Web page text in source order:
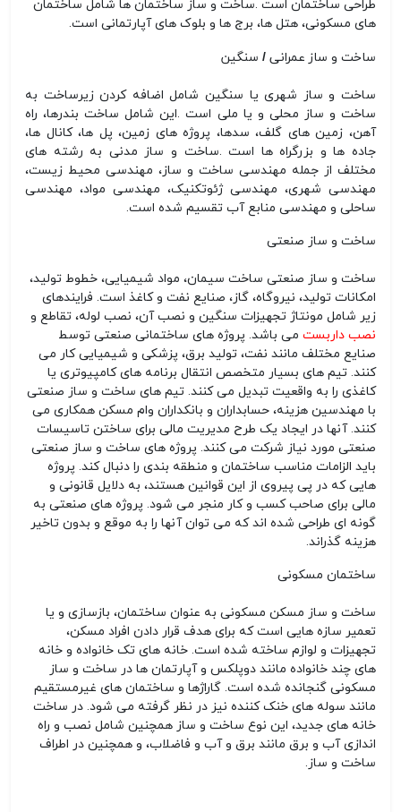
طراحی ساختمان است .ساخت و ساز ساختمان ها شامل ساختمان
های مسکونی، هتل ها، برج ها و بلوک های آپارتمانی است.
ساخت و ساز عمرانی / سنگین
ساخت و ساز شهری یا سنگین شامل اضافه کردن زیرساخت به
ساخت و ساز محلی و یا ملی است.این شامل ساخت بندرها، راه
آهن، زمین های گلف، سدها، پروژه های زمین، پل ها، کانال ها،
جاده ها و بزرگراه ها است.ساخت و ساز مدنی به رشته های
مختلف از جمله مهندسی ساخت و ساز، مهندسی محیط زیست،
مهندسی شهری، مهندسی ژئوتکنیک، مهندسی مواد، مهندسی
ساحلی و مهندسی منابع آب تقسیم شده است.
ساخت و ساز صنعتی
ساخت و ساز صنعتی ساخت سیمان، مواد شیمیایی، خطوط تولید،
امکانات تولید، نیروگاه، گاز، صنایع نفت و کاغذ است. فرایندهای
زیر شامل مونتاژ تجهیزات سنگین و نصب آن، نصب لوله، تقاطع و
نصب داربست می باشد. پروژه های ساختمانی صنعتی توسط
صنایع مختلف مانند نفت، تولید برق، پزشکی و شیمیایی کار می
کنند. تیم های بسیار متخصص انتقال برنامه های کامپیوتری یا
کاغذی را به واقعیت تبدیل می کنند. تیم های ساخت و ساز صنعتی
با مهندسین هزینه، حسابداران و بانکداران وام مسکن همکاری می
کنند. آنها در ایجاد یک طرح مدیریت مالی برای ساختن تاسیسات
صنعتی مورد نیاز شرکت می کنند. پروژه های ساخت و ساز صنعتی
باید الزامات مناسب ساختمان و منطقه بندی را دنبال کند. پروژه
هایی که در پی پیروی از این قوانین هستند، به دلایل قانونی و
مالی برای صاحب کسب و کار منجر می شود. پروژه های صنعتی به
گونه ای طراحی شده اند که می توان آنها را به موقع و بدون تاخیر
هزینه گذراند.
ساختمان مسکونی
ساخت و ساز مسکن مسکونی به عنوان ساختمان، بازسازی و یا
تعمیر سازه هایی است که برای هدف قرار دادن افراد مسکن،
تجهیزات و لوازم ساخته شده است. خانه های تک خانواده و خانه
های چند خانواده مانند دوپلکس و آپارتمان ها در ساخت و ساز
مسکونی گنجانده شده است. گاراژها و ساختمان های غیرمستقیم
مانند سوله های خنک کننده نیز در نظر گرفته می شود. در ساخت
خانه های جدید، این نوع ساخت و ساز همچنین شامل نصب و راه
اندازی آب و برق مانند برق و آب و فاضلاب، و همچنین در اطراف
ساخت و ساز.